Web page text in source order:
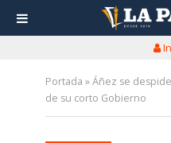
Portada »Áñez se
de su corto Gobierno